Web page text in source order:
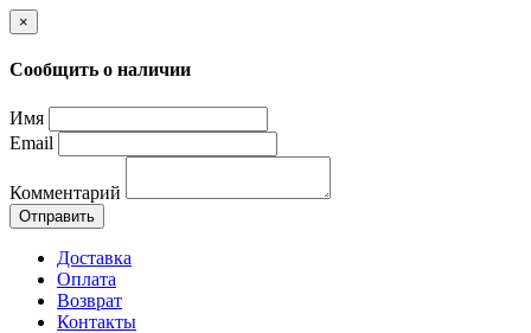
×
Сообщить о наличии
Имя
Email
Комментарий
Отправить
Доставка
Оплата
Возврат
Контакты